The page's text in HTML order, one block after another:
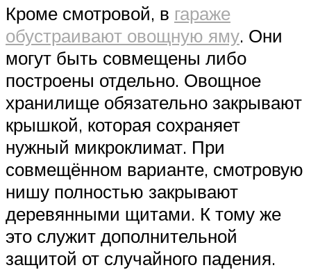
Кроме смотровой, в гараже
обустраивают овощную яму. Они
могут быть совмещены либо
построены отдельно. Овощное
хранилище обязательно закрывают
крышкой, которая сохраняет
нужный микроклимат. При
совмещённом варианте, смотровую
нишу полностью закрывают
деревянными щитами. К тому же
это служит дополнительной
защитой от случайного падения.